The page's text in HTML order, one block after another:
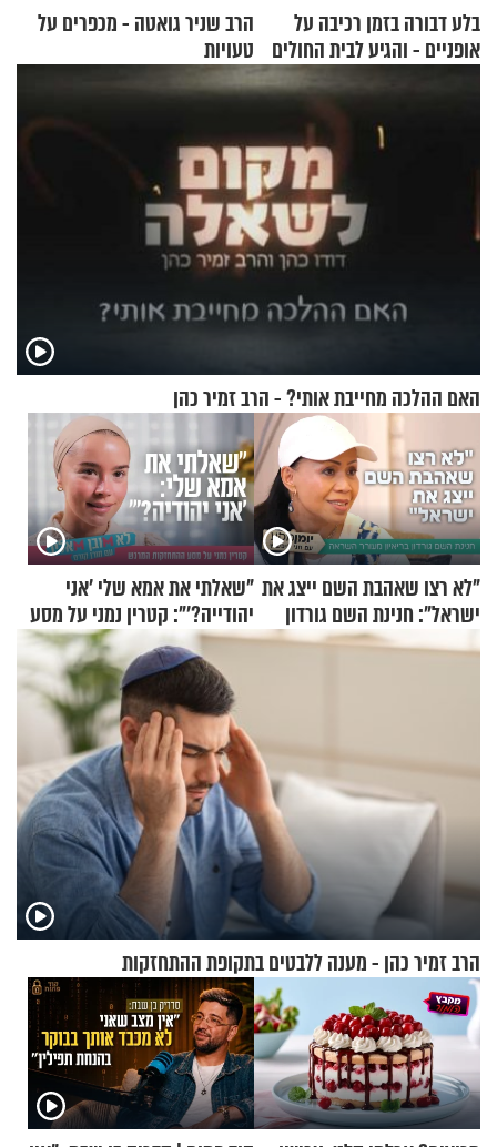
בלע דבורה בזמן רכיבה על
אופניים - והגיע לבית החולים
הרב שניר גואטה - מכפרים על
טעויות
האם ההלכה מחייבת אותי? - הרב זמיר כהן
"לא רצו שאהבת השם ייצג את
ישראל": חנינת השם גורדון
בריאיון מעורר השראה
"שאלתי את אמא שלי 'אני
יהודייה?'": קטרין נמני על מסע
ההתחזקות המרגש
הרב זמיר כהן - מענה ללבטים בתקופת ההתחזקות